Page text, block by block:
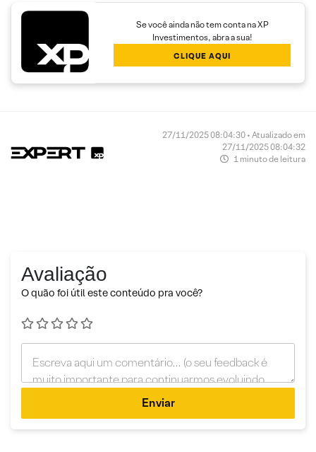
Se você ainda não tem conta na XP
Investimentos, abra a sua!
CLIQUE AQUI
27/11/2025 08:04:30 • Atualizado em
27/11/2025 08:04:32
1 minuto de leitura
Avaliação
O quão foi útil este conteúdo pra você?
Enviar